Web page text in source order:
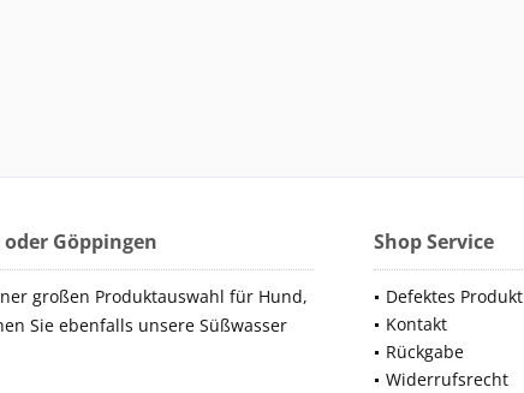
Göppingen
großen Produktauswahl für Hund,
Sie ebenfalls unsere Süßwasser
Shop Service
Defektes Produkt
Kontakt
Rückgabe
Widerrufsrecht